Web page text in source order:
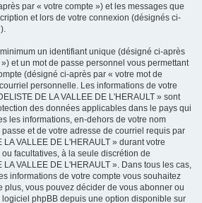
par « votre compte ») et les messages que
et lors de votre connexion (désignés ci-
un identifiant unique (désigné ci-après
et un mot de passe personnel vous permettant
(désigné ci-après par « votre mot de
personnelle. Les informations de votre
DE LA VALLEE DE L'HERAULT » sont
des données applicables dans le pays qui
les informations, en-dehors de votre nom
passe et de votre adresse de courriel requis par
VALLEE DE L'HERAULT » durant votre
facultatives, à la seule discrétion de
LA VALLEE DE L'HERAULT ». Dans tous les cas,
informations de votre compte vous souhaitez
plus, vous pouvez décider de vous abonner ou
phpBB depuis une option disponible sur